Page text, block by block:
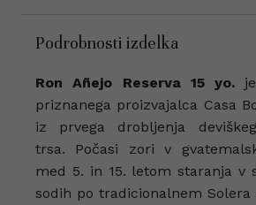
Podrobnosti izdelka
Ron Añejo Reserva 15 yo.
priznanega proizvajalca Casa
iz prvega drobljenja
trsa. Počasi zori v
med 5. in 15. letom staranja v
sodih po tradicionalnem